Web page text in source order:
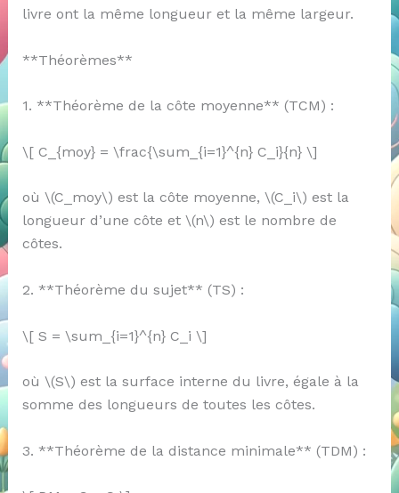
livre ont la même longueur et la même largeur.
**Théorèmes**
1. **Théorème de la côte moyenne** (TCM) :
\[ C_{moy} = \frac{\sum_{i=1}^{n} C_i}{n} \]
où \(C_moy\) est la côte moyenne, \(C_i\) est la
longueur d’une côte et \(n\) est le nombre de
côtes.
2. **Théorème du sujet** (TS) :
\[ S = \sum_{i=1}^{n} C_i \]
où \(S\) est la surface interne du livre, égale à la
somme des longueurs de toutes les côtes.
3. **Théorème de la distance minimale** (TDM) :